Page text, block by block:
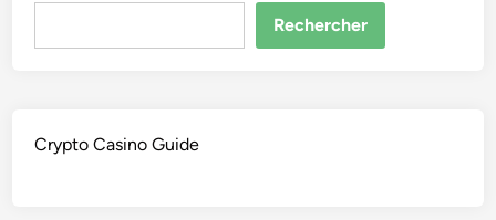
Rechercher
Crypto Casino Guide